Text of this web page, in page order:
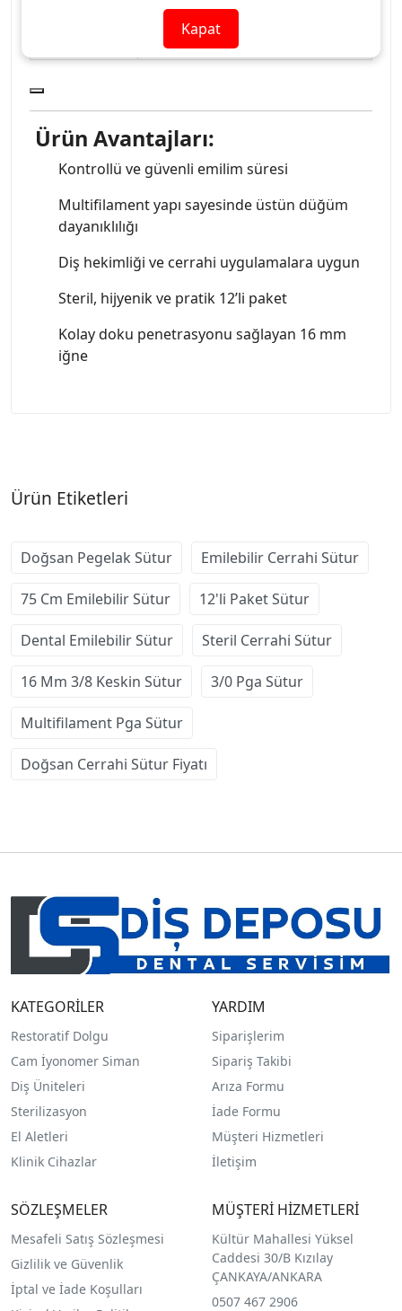
DOGSAN-PGLA-3/0-16MM-
75CM-12
Ürün Avantajları:
Kontrollü ve güvenli emilim süresi
Multifilament yapı sayesinde üstün düğüm
dayanıklılığı
Diş hekimliği ve cerrahi uygulamalara uygun
Steril, hijyenik ve pratik 12’li paket
Kolay doku penetrasyonu sağlayan 16 mm
iğne
Ürün Etiketleri
Doğsan Pegelak Sütur Emilebilir Cerrahi Sütur
75 Cm Emilebilir Sütur 12'li Paket Sütur
Dental Emilebilir Sütur Steril Cerrahi Sütur
16 Mm 3/8 Keskin Sütur 3/0 Pga Sütur
Multifilament Pga Sütur
Doğsan Cerrahi Sütur Fiyatı
KATEGORİLER
Restoratif Dolgu
Cam İyonomer Siman
Diş Üniteleri
Sterilizasyon
El Aletleri
Klinik Cihazlar
YARDIM
Siparişlerim
Sipariş Takibi
Arıza Formu
İade Formu
Müşteri Hizmetleri
İletişim
SÖZLEŞMELER
Mesafeli Satış Sözleşmesi
Gizlilik ve Güvenlik
İptal ve İade Koşulları
MÜŞTERİ HİZMETLERİ
Kültür Mahallesi Yüksel
Caddesi 30/B Kızılay
ÇANKAYA/ANKARA
0507 467 2906
Kapat